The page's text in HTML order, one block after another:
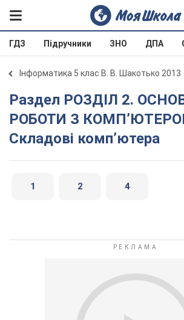
ГДЗ Підручники ЗНО ДПА
Інформатика 5 клас В. В. Шакотько 2013
Раздел РОЗДІЛ 2. ОСНОВИ
РОБОТИ З
Складові комп’ютера
1 2 4